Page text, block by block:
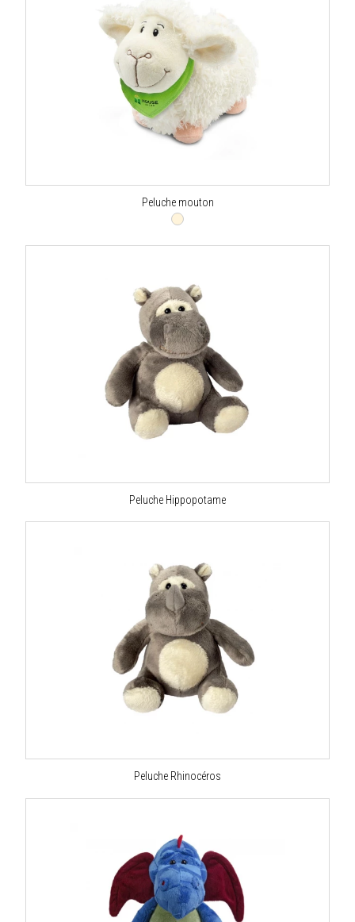
Peluche mouton
Peluche Hippopotame
Peluche Rhinocéros